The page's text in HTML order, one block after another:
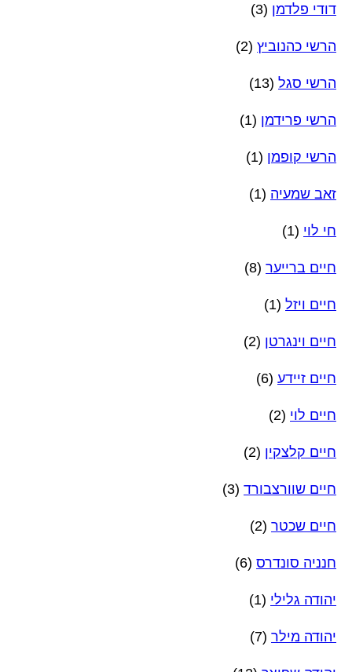
דודי פלדמן (3)
הרשי כהנוביץ (2)
הרשי סגל (13)
הרשי פרידמן (1)
הרשי קופמן (1)
זאב שמעיה (1)
חי לוי (1)
חיים ברייער (8)
חיים ויזל (1)
חיים וינגרטן (2)
חיים זיידע (6)
חיים לוי (2)
חיים קלצקין (2)
חיים שוורצבורד (3)
חיים שכטר (2)
חנניה סונדרס (6)
יהודה גלילי (1)
יהודה מילר (7)